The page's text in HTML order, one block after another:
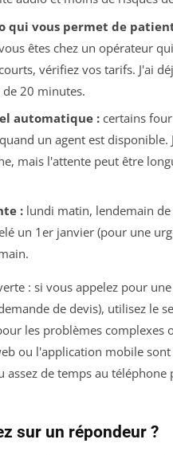
qui vous permet de
êtes chez un opérateur
vérifiez vos tarifs. J'ai
20 minutes.
automatique :certains
un agent est disponible.
mais l'attente peut être
:lundi matin, lendemain
un 1er janvier (pour une
: si vous appelez pour
de devis), utilisez le
les problèmes complexes
ou l'application mobile
assez de temps au téléphone
sur un répondeur ?